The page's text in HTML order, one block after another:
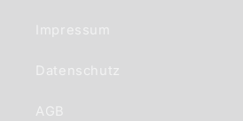
Impressum
Datenschutz
AGB